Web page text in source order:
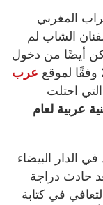
المغربي
حقق إنجازًا تاريخيًا عام 2024 الفنان الشاب لم
أيضًا من دخول
وفقًا لموقع عرب
التي احتلت
100 أغنية عربية لعام
الدار البيضاء
بعد حادث دراجة
التعافي في كتابة